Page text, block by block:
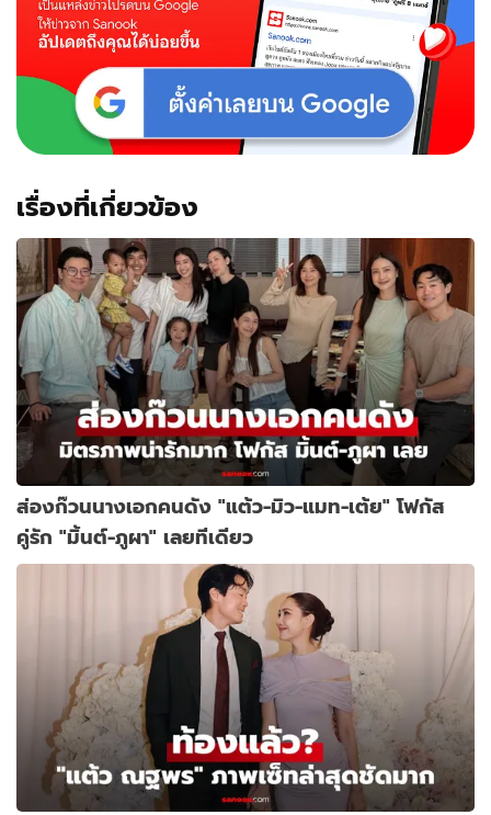
เรื่องที่เกี่ยวข้อง
ส่องก๊วนนางเอกคนดัง "แต้ว-มิว-แมท-เต้ย" โฟกัส
คู่รัก "มิ้นต์-ภูผา" เลยทีเดียว